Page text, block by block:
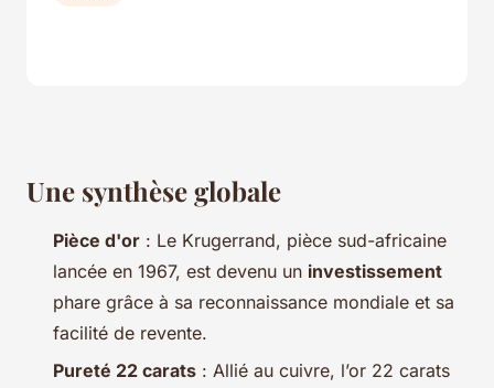
Une synthèse globale
Pièce d'or : Le Krugerrand, pièce sud-africaine
lancée en 1967, est devenu un investissement
phare grâce à sa reconnaissance mondiale et sa
facilité de revente.
Pureté 22 carats : Allié au cuivre, l’or 22 carats